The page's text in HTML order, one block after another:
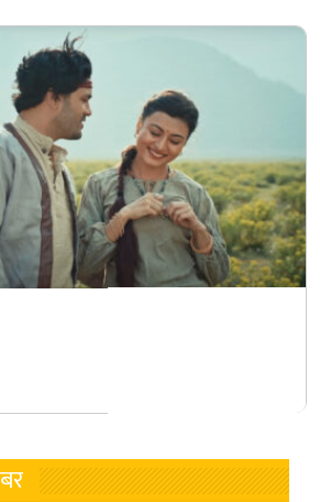
‘कलेजी कटाउन्या माया’को